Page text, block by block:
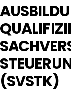
(SVSTK)